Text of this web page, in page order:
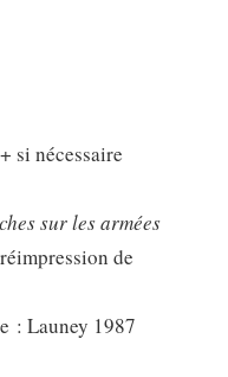
si nécessaire
sur les armées
de
: Launey 1987